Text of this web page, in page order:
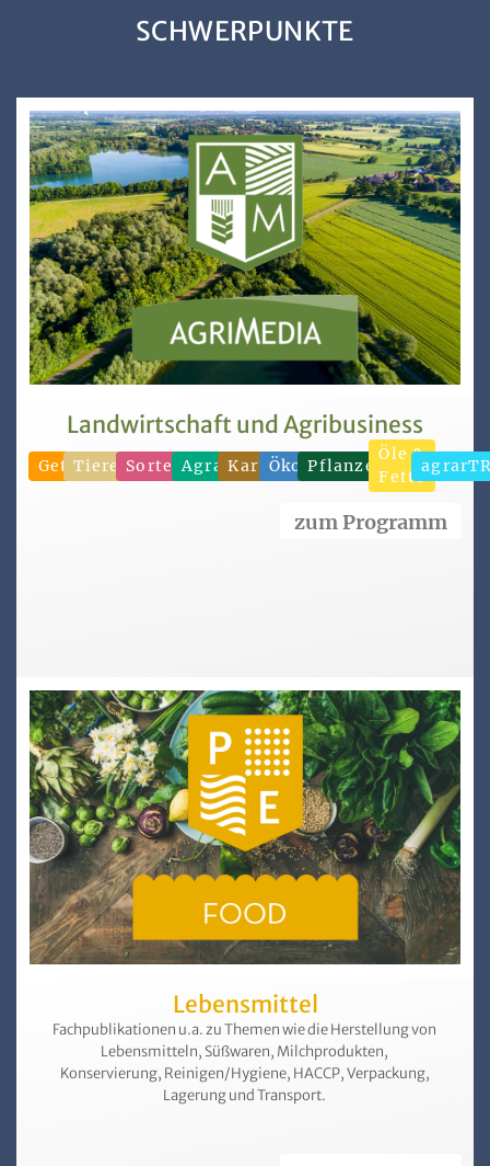
SCHWERPUNKTE
Landwirtschaft und Agribusiness
Getreide
Tierernährung
Sorten/Saatgut
Agrarhandel
Kartoffeln
Ökonomie
Pflanzenproduktion
Öle &
Fette
zum Programm
Lebensmittel
Fachpublikationen u.a. zu Themen wie die Herstellung von
Lebens­mitteln, Süßwaren, Milchprodukten,
Konservierung, Reinigen/Hygiene, HACCP, Verpackung,
Lagerung und Transport.